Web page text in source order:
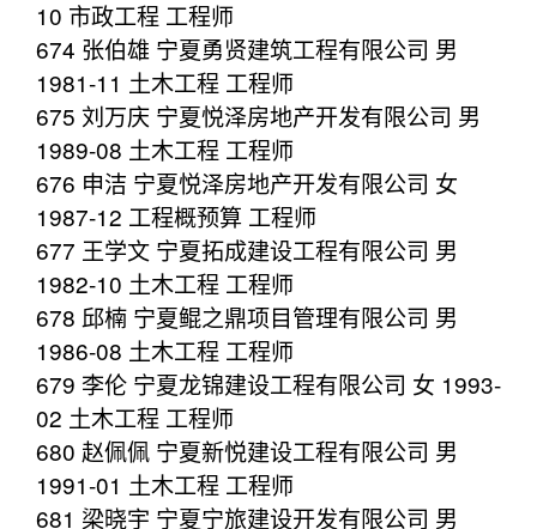
10 市政工程 工程师
674 张伯雄 宁夏勇贤建筑工程有限公司 男
1981-11 土木工程 工程师
675 刘万庆 宁夏悦泽房地产开发有限公司 男
1989-08 土木工程 工程师
676 申洁 宁夏悦泽房地产开发有限公司 女
1987-12 工程概预算 工程师
677 王学文 宁夏拓成建设工程有限公司 男
1982-10 土木工程 工程师
678 邱楠 宁夏鲲之鼎项目管理有限公司 男
1986-08 土木工程 工程师
679 李伦 宁夏龙锦建设工程有限公司 女 1993-
02 土木工程 工程师
680 赵佩佩 宁夏新悦建设工程有限公司 男
1991-01 土木工程 工程师
681 梁晓宇 宁夏宁旅建设开发有限公司 男